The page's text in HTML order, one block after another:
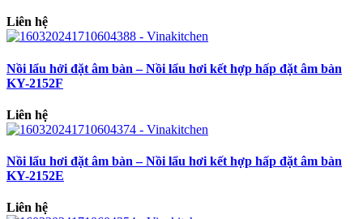
Liên hệ
Nồi lẩu hởi đặt âm bàn – Nồi lẩu hơi kết hợp hấp đặt âm bàn
KY-2152F
Liên hệ
Nồi lẩu hơi đặt âm bàn – Nồi lẩu hơi kết hợp hấp đặt âm bàn
KY-2152E
Liên hệ